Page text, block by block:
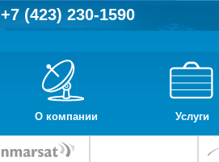
+7 (423) 230-1590
О компании Услуги